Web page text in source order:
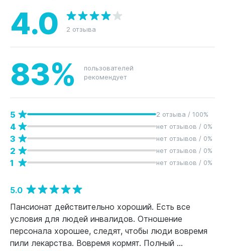
4.0 2 отзыва
83%
пользователей
рекомендует
5 2 отзыва / 100%
4 нет отзывов / 0%
3 нет отзывов / 0%
2 нет отзывов / 0%
1 нет отзывов / 0%
5.0
Пансионат действительно хороший. Есть все
условия для людей инвалидов. Отношение
персонала хорошее, следят, чтобы люди вовремя
пили лекарства. Вовремя кормят. Полный ...